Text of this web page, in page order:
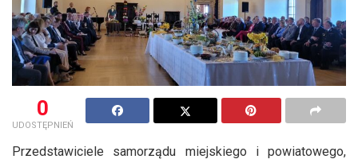
0
UDOSTĘPNIEŃ
Przedstawiciele samorządu miejskiego i powiatowego,